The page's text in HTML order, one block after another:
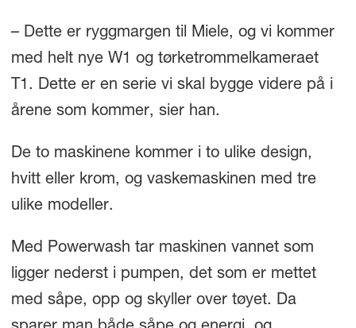
– Dette er ryggmargen til Miele, og vi kommer
med helt nye W1 og tørketrommelkameraet
T1. Dette er en serie vi skal bygge videre på i
årene som kommer, sier han.
De to maskinene kommer i to ulike design,
hvitt eller krom, og vaskemaskinen med tre
ulike modeller.
Med Powerwash tar maskinen vannet som
ligger nederst i pumpen, det som er mettet
med såpe, opp og skyller over tøyet. Da